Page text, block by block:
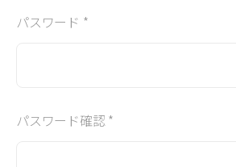
パスワード *
パスワード確認 *